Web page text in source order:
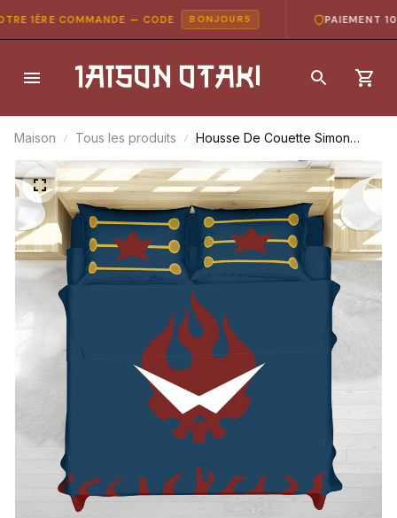
1ÈRE COMMANDE — CODE BONJOUR5 PAIEMENT
Maison Tous les produits
Housse De Couette Simon
Gurren Lagann Parure De Lit
Ensemble De Literie